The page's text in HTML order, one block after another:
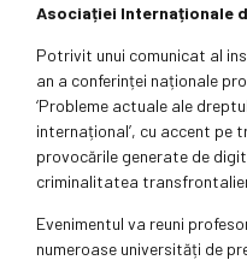
Asociației Internaționale
Potrivit unui comunicat al
an a conferinței naționale
‘Probleme actuale ale
internațional’, cu accent pe
provocările generate de
criminalitatea
Evenimentul va reuni
numeroase universități de